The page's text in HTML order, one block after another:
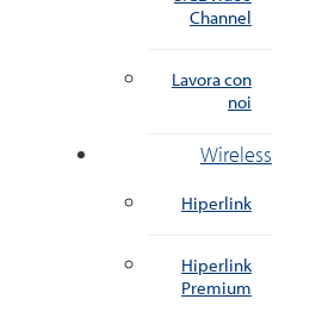
Channel
Lavora con
noi
Wireless
Hiperlink
Hiperlink
Premium